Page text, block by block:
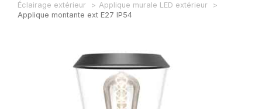
Éclairage extérieur
Applique murale LED extérieur
Applique montante ext E27 IP54